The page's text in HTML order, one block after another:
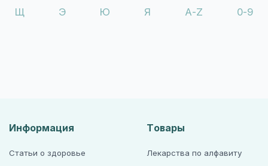
Щ
Э Ю Я A-Z 0-9
Информация
Статьи о здоровье
Товары
Лекарства по алфавиту